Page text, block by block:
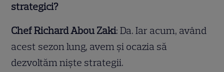
strategici?
Chef Richard Abou Zaki: Da. Iar acum, având
acest sezon lung, avem și ocazia să
dezvoltăm niște strategii.